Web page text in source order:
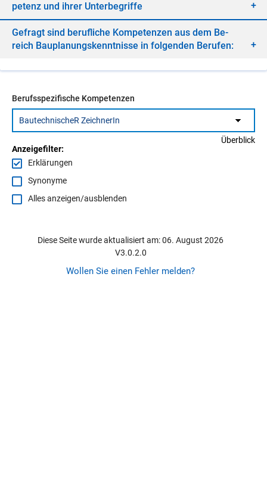
pe­tenz und ih­rer Un­ter­be­grif­fe
Ge­fragt sind be­ruf­li­che Kom­pe­ten­zen aus dem Be­
reich Bau­pla­nungs­kennt­nis­se in fol­gen­den Be­ru­fen:
Berufsspezifische Kompetenzen
Überblick
Anzeigefilter:
Erklärungen
Synonyme
Alles anzeigen/ausblenden
Diese Seite wurde aktualisiert am: 06. August 2026
V3.0.2.0
Wollen Sie einen Fehler melden?